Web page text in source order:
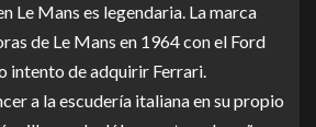
Le Mans es legendaria. La marca
de Le Mans en 1964 con el Ford
intento de adquirir Ferrari.
a la escudería italiana en su propio